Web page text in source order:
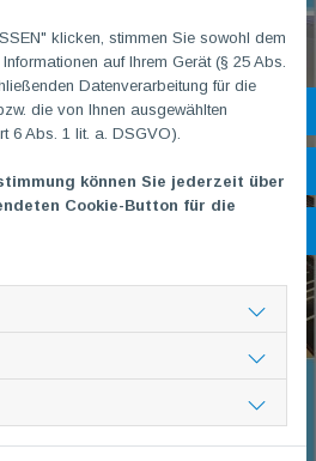
klicken, stimmen Sie sowohl dem
auf Ihrem Gerät (§ 25 Abs.
Datenverarbeitung für die
die von Ihnen ausgewählten
6 Abs. 1 lit. a. DSGVO).
können Sie jederzeit über
Cookie-Button für die